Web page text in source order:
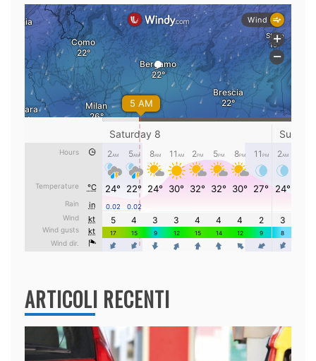
ARTICOLI RECENTI